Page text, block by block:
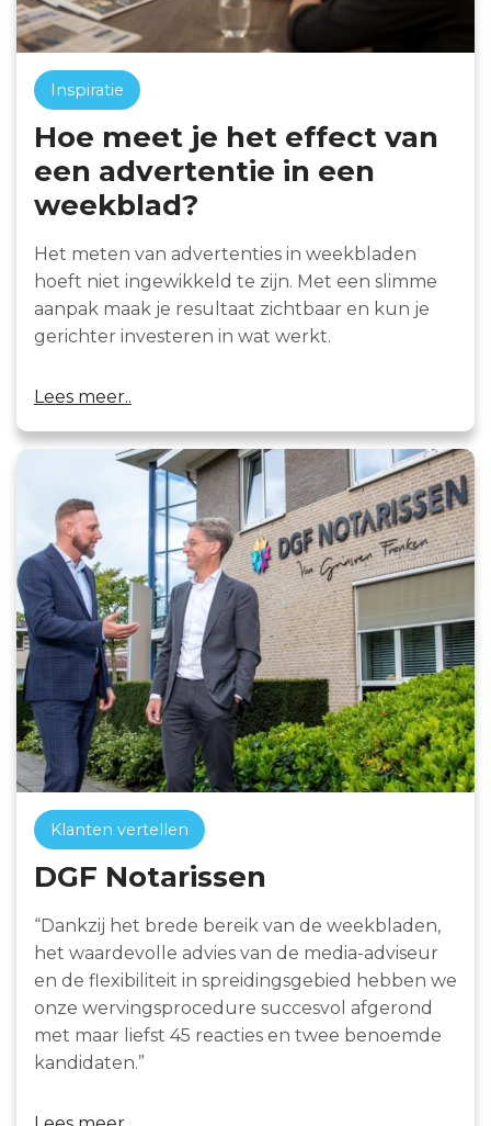
Inspiratie
Hoe meet je het effect van
een advertentie in een
weekblad?
Het meten van advertenties in weekbladen
hoeft niet ingewikkeld te zijn. Met een slimme
aanpak maak je resultaat zichtbaar en kun je
gerichter investeren in wat werkt.
Lees meer..
Klanten vertellen
DGF Notarissen
“Dankzij het brede bereik van de weekbladen,
het waardevolle advies van de media-adviseur
en de flexibiliteit in spreidingsgebied hebben we
onze wervingsprocedure succesvol afgerond
met maar liefst 45 reacties en twee benoemde
kandidaten.”